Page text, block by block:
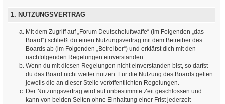
1. NUTZUNGSVERTRAG
Mit dem Zugriff auf „Forum Deutscheluftwaffe“ (im Folgenden „das
Board“) schließt du einen Nutzungsvertrag mit dem Betreiber des
Boards ab (im Folgenden „Betreiber“) und erklärst dich mit den
nachfolgenden Regelungen einverstanden.
Wenn du mit diesen Regelungen nicht einverstanden bist, so darfst
du das Board nicht weiter nutzen. Für die Nutzung des Boards gelten
jeweils die an dieser Stelle veröffentlichten Regelungen.
Der Nutzungsvertrag wird auf unbestimmte Zeit geschlossen und
kann von beiden Seiten ohne Einhaltung einer Frist jederzeit